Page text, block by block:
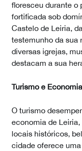
floresceu durante o
fortificada sob
Castelo de Leiria,
testemunho da sua
diversas igrejas,
destacam a sua
Turismo e Economia
O turismo
economia de
locais históricos,
cidade oferece